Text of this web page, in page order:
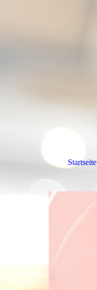
Startseite